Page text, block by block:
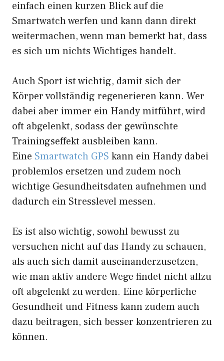
einfach einen kurzen Blick auf die
Smartwatch werfen und kann dann direkt
weitermachen, wenn man bemerkt hat, dass
es sich um nichts Wichtiges handelt.
Auch Sport ist wichtig, damit sich der
Körper vollständig regenerieren kann. Wer
dabei aber immer ein Handy mitführt, wird
oft abgelenkt, sodass der gewünschte
Trainingseffekt ausbleiben kann.
Eine Smartwatch GPS kann ein Handy dabei
problemlos ersetzen und zudem noch
wichtige Gesundheitsdaten aufnehmen und
dadurch ein Stresslevel messen.
Es ist also wichtig, sowohl bewusst zu
versuchen nicht auf das Handy zu schauen,
als auch sich damit auseinanderzusetzen,
wie man aktiv andere Wege findet nicht allzu
oft abgelenkt zu werden. Eine körperliche
Gesundheit und Fitness kann zudem auch
dazu beitragen, sich besser konzentrieren zu
können.